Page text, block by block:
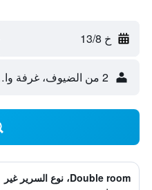
خ 13/8
2 من الضيوف، غرفة واحدة
Double room، نوع السرير غير